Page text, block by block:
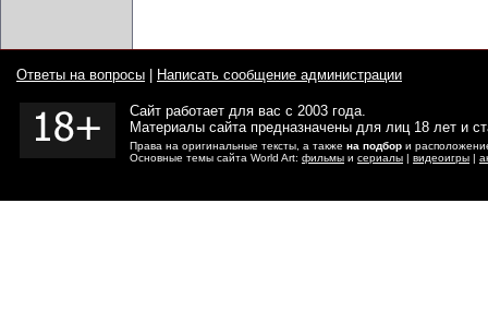
Ответы на вопросы Написать сообщение администрации
Сайт работает для вас с 2003 года.
Материалы сайта предназначены для лиц 18 лет и
Права на оригинальные тексты, а также на подбор и
Основные темы сайта World Art: фильмы и сериалы | видеоигры |